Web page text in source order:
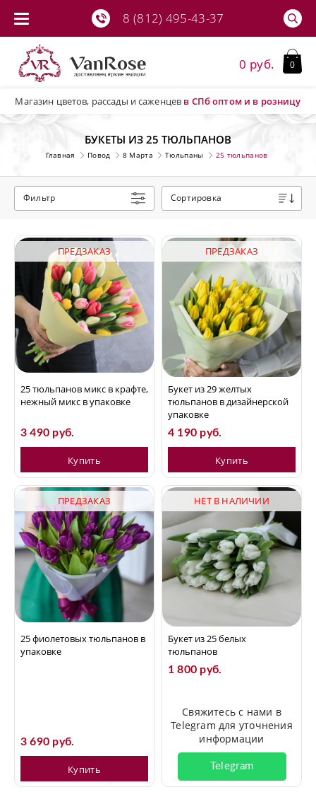
8 (812) 495-43-37
Магазин цветов, рассады и саженцев в СПбоптом и в розницу
0 руб. 0
БУКЕТЫ ИЗ 25 ТЮЛЬПАНОВ
Главная Повод 8 Марта Тюльпаны 25 тюльпанов
Фильтр Сортировка
ПРЕДЗАКАЗ
25 тюльпанов микс в крафте,
нежный микс в упаковке
3 490 руб.
Купить
ПРЕДЗАКАЗ
Букет из 29 желтых
тюльпанов в дизайнерской
упаковке
4 190 руб.
Купить
ПРЕДЗАКАЗ
25 фиолетовых тюльпанов в
упаковке
3 690 руб.
Купить
НЕТ В НАЛИЧИИ
Букет из 25 белых
тюльпанов
1 800 руб.
Свяжитесь с нами в
Telegram для уточнения
информации
Telegram